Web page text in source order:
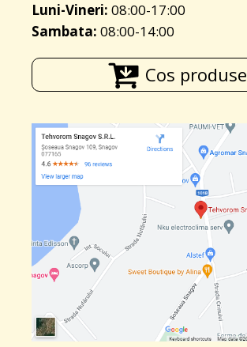
Luni-Vineri: 08:00-17:00
Sambata: 08:00-14:00
Cos produse